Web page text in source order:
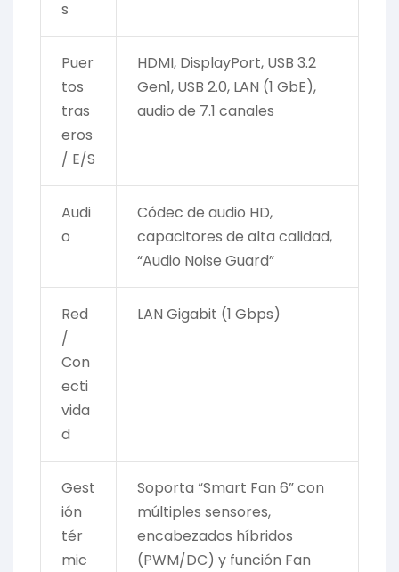
s
Puer
tos
tras
eros
/ E/S
HDMI, DisplayPort, USB 3.2
Gen1, USB 2.0, LAN (1 GbE),
audio de 7.1 canales
Audi
o
Códec de audio HD,
capacitores de alta calidad,
“Audio Noise Guard”
Red
/
Con
ecti
vida
d
LAN Gigabit (1 Gbps)
Gest
ión
tér
mic
Soporta “Smart Fan 6” con
múltiples sensores,
encabezados híbridos
(PWM/DC) y función Fan